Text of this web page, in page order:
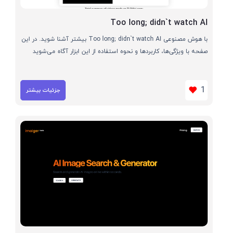
Too long; didn`t watch AI
با هوش مصنوعی Too long; didn`t watch AI بیشتر آشنا شوید. در این
صفحه با ویژگی‌ها، کاربردها و نحوه استفاده از این ابزار آگاه می‌شوید
1 جزئیات بیشتر